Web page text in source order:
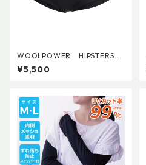
WOOLPOWER HIPSTERS LI
TE (W's)
¥5,500